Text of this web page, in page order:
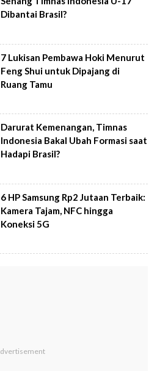
Dibantai Brasil?
7 Lukisan Pembawa Hoki Menurut
Feng Shui untuk Dipajang di
Ruang Tamu
Darurat Kemenangan, Timnas
Indonesia Bakal Ubah Formasi saat
Hadapi Brasil?
6 HP Samsung Rp2 Jutaan Terbaik:
Kamera Tajam, NFC hingga
Koneksi 5G